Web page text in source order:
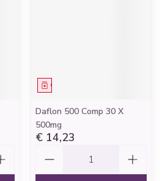
Geneesmiddel
Daflon 500 Comp 30 X
500mg
€ 14,23